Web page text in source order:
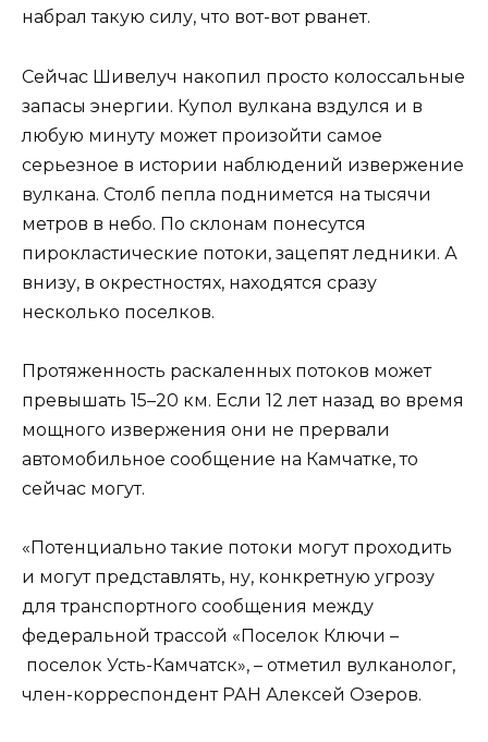
набрал такую силу, что вот-вот рванет.
Сейчас Шивелуч накопил просто колоссальные
запасы энергии. Купол вулкана вздулся и в
любую минуту может произойти самое
серьезное в истории наблюдений извержение
вулкана. Столб пепла поднимется на тысячи
метров в небо. По склонам понесутся
пирокластические потоки, зацепят ледники. А
внизу, в окрестностях, находятся сразу
несколько поселков.
Протяженность раскаленных потоков может
превышать 15–20 км. Если 12 лет назад во время
мощного извержения они не прервали
автомобильное сообщение на Камчатке, то
сейчас могут.
«Потенциально такие потоки могут проходить
и могут представлять, ну, конкретную угрозу
для транспортного сообщения между
федеральной трассой «Поселок Ключи –
поселок Усть-Камчатск», – отметил вулканолог,
член-корреспондент РАН Алексей Озеров.